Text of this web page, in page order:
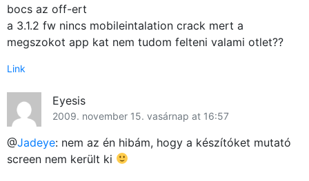
bocs az off-ert
a 3.1.2 fw nincs mobileintalation crack mert a
megszokot app kat nem tudom felteni valami otlet??
Link
Eyesis
2009. november 15. vasárnap at 16:57
@Jadeye: nem az én hibám, hogy a készítóket mutató
screen nem került ki